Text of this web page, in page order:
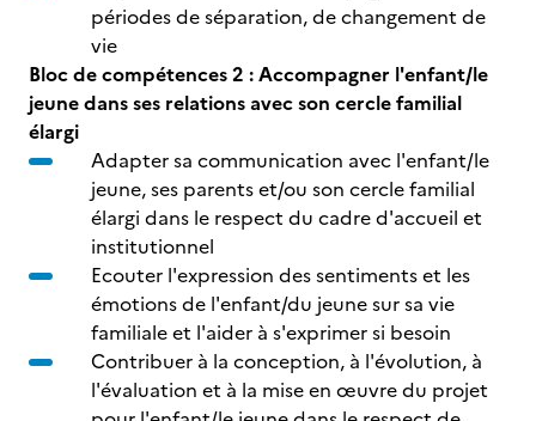
périodes de séparation, de changement de
vie
Bloc de compétences 2 : Accompagner l'enfant/le
jeune dans ses relations avec son cercle familial
élargi
Adapter sa communication avec l'enfant/le
jeune, ses parents et/ou son cercle familial
élargi dans le respect du cadre d'accueil et
institutionnel
Ecouter l'expression des sentiments et les
émotions de l'enfant/du jeune sur sa vie
familiale et l'aider à s'exprimer si besoin
Contribuer à la conception, à l'évolution, à
l'évaluation et à la mise en œuvre du projet